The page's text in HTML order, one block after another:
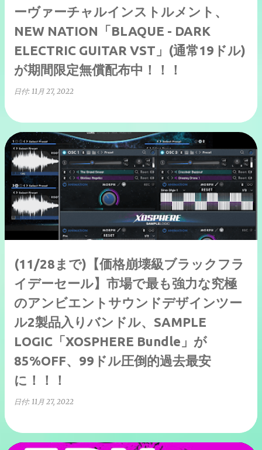
ーヴァーチャルインストルメント、
NEW NATION「BLAQUE - DARK
ELECTRIC GUITAR VST」(通常19ドル)
が期間限定無償配布中！！！
日付: 11月 27, 2022
(11/28まで)【価格崩壊級ブラックフラ
イデーセール】市場で最も強力な究極
のアンビエントサウンドデザインツー
ル2製品入りバンドル、SAMPLE
LOGIC「XOSPHERE Bundle」が
85%OFF、99ドル圧倒的過去最安
に！！！
日付: 11月 27, 2022